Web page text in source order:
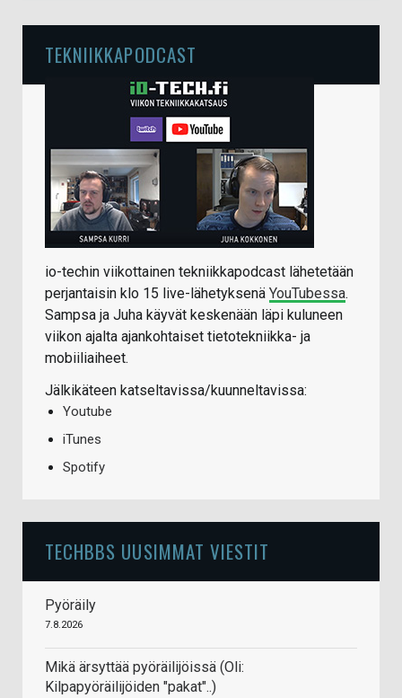
TEKNIIKKAPODCAST
io-techin viikottainen tekniikkapodcast lähetetään
perjantaisin klo 15 live-lähetyksenä YouTubessa.
Sampsa ja Juha käyvät keskenään läpi kuluneen
viikon ajalta ajankohtaiset tietotekniikka- ja
mobiiliaiheet.
Jälkikäteen katseltavissa/kuunneltavissa:
Youtube
iTunes
Spotify
TECHBBS UUSIMMAT VIESTIT
Pyöräily
7.8.2026
Mikä ärsyttää pyöräilijöissä (Oli:
Kilpapyöräilijöiden "pakat"..)